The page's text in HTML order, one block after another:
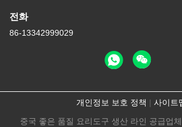
전화
86-13342999029
개인정보 보호 정책 | 사이트
중국 좋은 품질 요리도구 생산 라인 공급업